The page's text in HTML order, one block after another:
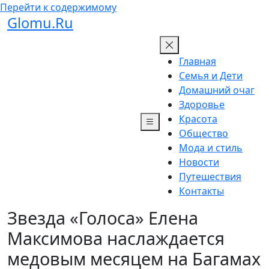
Перейти к содержимому
Glomu.Ru
Главная
Семья и Дети
Домашний очаг
Здоровье
Красота
Общество
Мода и стиль
Новости
Путешествия
Контакты
Звезда «Голоса» Елена
Максимова наслаждается
медовым месяцем на Багамах